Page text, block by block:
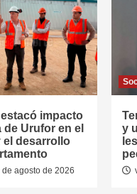
impacto
de Urufor en el
el desarrollo
agosto de 2026
y